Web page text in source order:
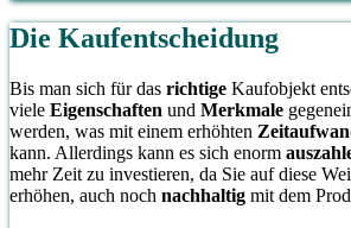
Die Kaufentscheidung
Bis man sich für das richtige Kaufobjekt
viele Eigenschaften und Merkmale
werden, was mit einem erhöhten
kann. Allerdings kann es sich enorm
mehr Zeit zu investieren, da Sie auf diese
erhöhen, auch noch nachhaltig mit dem